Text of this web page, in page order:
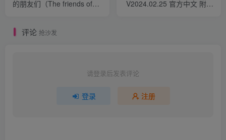
的朋友们（The friends of
V2024.02.25 官方中文 附多
评论 抢沙发
请登录后发表评论
登录 注册